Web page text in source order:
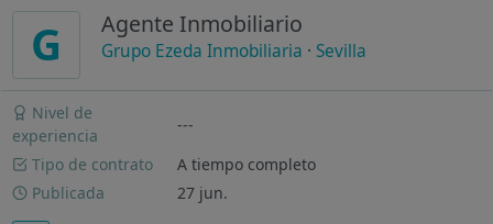
G Agente Inmobiliario
Grupo Ezeda Inmobiliaria · Sevilla
Nivel de
experiencia
---
Tipo de contrato
A tiempo completo
Publicada
27 jun.